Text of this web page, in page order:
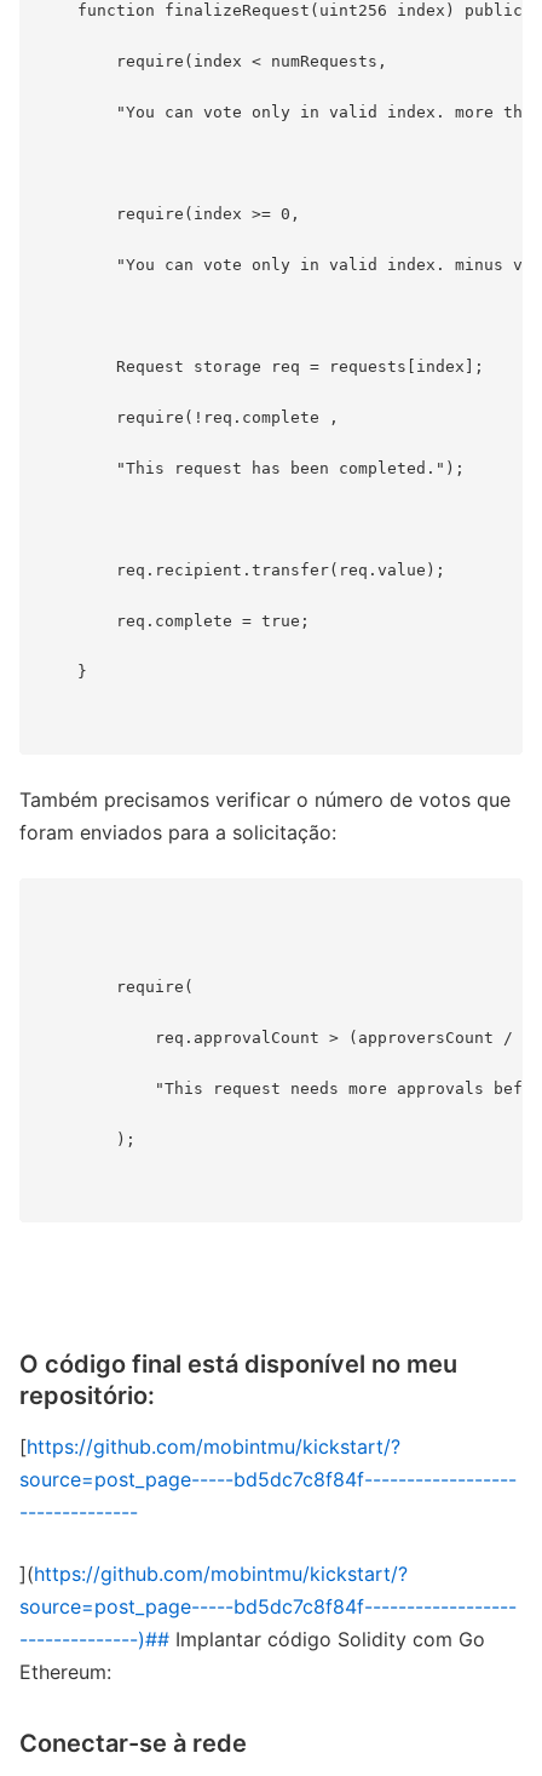
function finalizeRequest(uint256 index) public
require(index < numRequests,
"You can vote only in valid index. more
require(index >= 0,
"You can vote only in valid index. minus
Request storage req = requests[index];
require(!req.complete ,
"This request has been completed.");
req.recipient.transfer(req.value);
req.complete = true;
}
Também precisamos verificar o número de votos que
foram enviados para a solicitação:
require(
req.approvalCount > (approversCount /
"This request needs more approvals
);
O código final está disponível no meu
repositório:
[https://github.com/mobintmu/kickstart/?
source=post_page-----bd5dc7c8f84f------------------
--------------
](https://github.com/mobintmu/kickstart/?
source=post_page-----bd5dc7c8f84f------------------
--------------)## Implantar código Solidity com Go
Ethereum:
Conectar-se à rede